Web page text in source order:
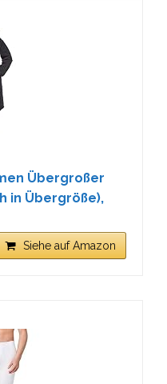
Übergroßer
in Übergröße),
Siehe auf Amazon